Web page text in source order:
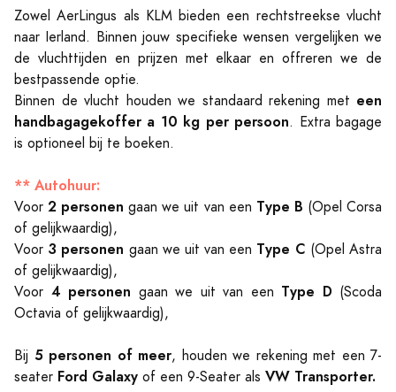
Zowel AerLingus als KLM bieden een rechtstreekse vlucht
naar Ierland. Binnen jouw specifieke wensen vergelijken we
de vluchttijden en prijzen met elkaar en offreren we de
bestpassende optie.
Binnen de vlucht houden we standaard rekening met een
handbagagekoffer a 10 kg per persoon. Extra bagage
is optioneel bij te boeken.
** Autohuur:
Voor2 personen gaan we uit van een Type B (Opel Corsa
of gelijkwaardig),
Voor 3 personen gaan we uit van een Type C (Opel Astra
of gelijkwaardig),
Voor 4 personen gaan we uit van een Type D (Scoda
Octavia of gelijkwaardig),
Bij 5 personen of meer, houden we rekening met een 7-
seater Ford Galaxy of een 9-Seater als VW Transporter.